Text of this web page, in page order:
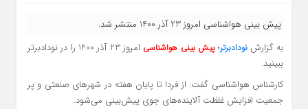
پیش بینی هواشناسی امروز 23 آذر 1400 منتشر شد.
به گزارش نودادبرتر؛پیش بینی هواشناسی
امروز 23 آذر 1400 را در نودادبرتر
ببینید.
کارشناس هواشناسی گفت: از فردا تا پایان هفته در شهرهای صنعتی و پر
جمعیت افزایش غلظت آلاینده‌های جوی پیش‌بینی می‌شود.